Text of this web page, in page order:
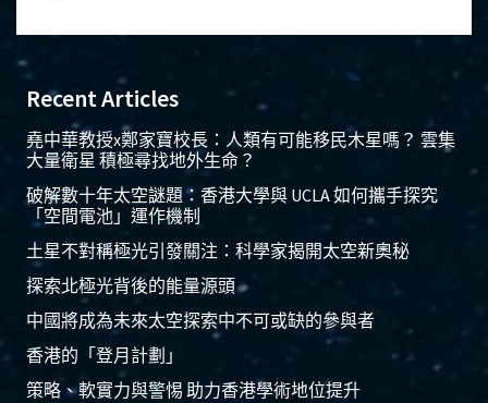
Recent Articles
堯中華教授x鄭家寶校長：人類有可能移民木星嗎？ 雲集
大量衛星 積極尋找地外生命？
破解數十年太空謎題：香港大學與 UCLA 如何攜手探究
「空間電池」運作機制
土星不對稱極光引發關注：科學家揭開太空新奧秘
探索北極光背後的能量源頭
中國將成為未來太空探索中不可或缺的參與者
香港的「登月計劃」
策略、軟實力與警惕 助力香港學術地位提升